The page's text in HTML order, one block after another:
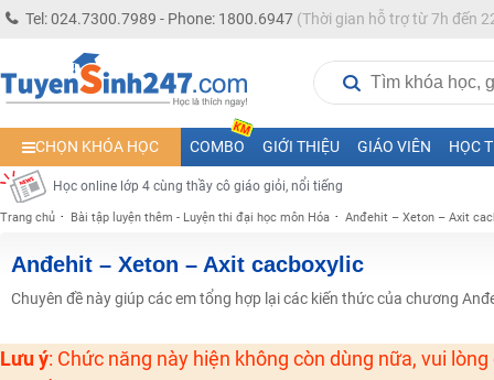
Tel: 024.7300.7989 - Phone: 1800.6947 (Thời gian hỗ trợ từ 7h đến
CHỌN KHÓA HỌC COMBO GIỚI THIỆU GIÁO VIÊN HỌC
Học online lớp 5 cùng thầy cô giáo giỏi, nổi tiếng
Học online lớp 7 cùng thầy cô giáo giỏi
Học online lớp 6 cùng thầy cô giỏi, nổi tiếng
Học online lớp 8 cùng thầy cô giáo giỏi
2K13! Bứt Phá Lớp 5 Năm Học 2023 - 2024
Học online lớp 4 cùng thầy cô giáo giỏi, nổi tiếng
Học online lớp 3 cùng thầy cô giáo giỏi, nổi tiếng
Học online lớp 2 với thầy cô giáo giỏi, nổi tiếng
2K6! Lộ Trình Sun 2024 - Ba bước luyện thi TN THPT - ĐH ít nhất 25 điểm
Khuyến Mãi Khoá Học 1K Chỉ Từ 11-13/09/2024
Trang chủ Bài tập luyện thêm - Luyện thi đại học môn Hóa Anđehit – Xeton – Axit
Anđehit – Xeton – Axit cacboxylic
Chuyên đề này giúp các em tổng hợp lại các kiến thức của chương
Lưu ý: Chức năng này hiện không còn dùng nữa, vui